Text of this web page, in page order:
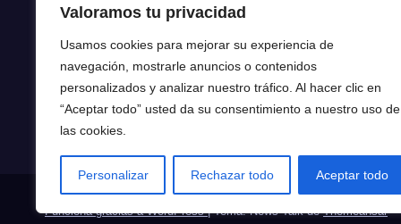
Valoramos tu privacidad
Usamos cookies para mejorar su experiencia de
navegación, mostrarle anuncios o contenidos
personalizados y analizar nuestro tráfico. Al hacer clic en
“Aceptar todo” usted da su consentimiento a nuestro uso de
las cookies.
Personalizar Rechazar todo Aceptar todo
Crónica24
Crónica 24
Funciona gracias a WordPress|Tema: News Talk deThemeansar